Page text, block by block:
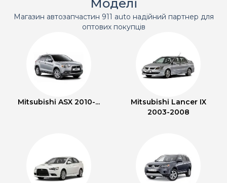
Моделі
Магазин автозапчастин 911 auto надійний партнер для
оптових покупців
Mitsubishi ASX 2010-...
Mitsubishi Lancer IX
2003-2008